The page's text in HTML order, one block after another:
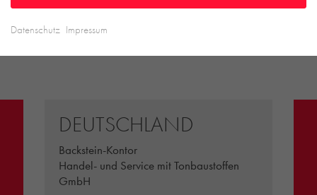
DEUTSCHLAND
Backstein-Kontor
Handel- und Service mit Tonbaustoffen
GmbH
Datenschutz Impressum